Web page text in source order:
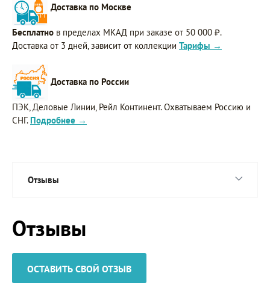
Доставка по Москве
Бесплатно в пределах МКАД при заказе от 50 000 ₽.
Доставка от 3 дней, зависит от коллекции Тарифы →
Доставка по России
ПЭК, Деловые Линии, Рейл Континент. Охватываем Россию и
СНГ. Подробнее →
Отзывы
Отзывы
ОСТАВИТЬ СВОЙ ОТЗЫВ